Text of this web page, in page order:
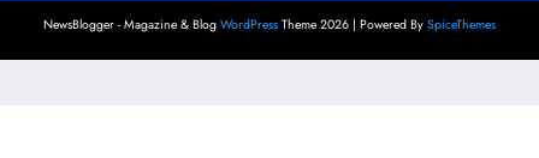
NewsBlogger - Magazine & Blog WordPress Theme 2026 | Powered By SpiceThemes